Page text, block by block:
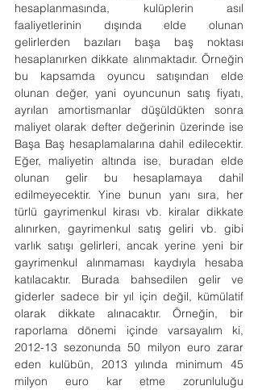
hesaplanmasında, kulüplerin asıl
faaliyetlerinin dışında elde olunan
gelirlerden bazıları başa baş noktası
hesaplanırken dikkate alınmaktadır. Örneğin
bu kapsamda oyuncu satışından elde
olunan değer, yani oyuncunun satış fiyatı,
ayrılan amortismanlar düşüldükten sonra
maliyet olarak defter değerinin üzerinde ise
Başa Baş hesaplamalarına dahil edilecektir.
Eğer, maliyetin altında ise, buradan elde
olunan gelir bu hesaplamaya dahil
edilmeyecektir. Yine bunun yanı sıra, her
türlü gayrimenkul kirası vb. kiralar dikkate
alınırken, gayrimenkul satış geliri vb. gibi
varlık satışı gelirleri, ancak yerine yeni bir
gayrimenkul alınmaması kaydıyla hesaba
katılacaktır. Burada bahsedilen gelir ve
giderler sadece bir yıl için değil, kümülatif
olarak dikkate alınacaktır. Örneğin, bir
raporlama dönemi içinde varsayalım ki,
2012-13 sezonunda 50 milyon euro zarar
eden kulübün, 2013 yılında minimum 45
milyon euro kar etme zorunluluğu